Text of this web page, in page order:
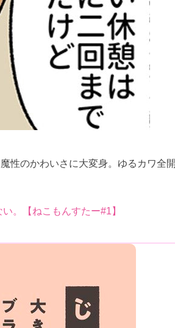
性のかわいさに大変身。ゆるカワ全
。【ねこもんすたー#1】